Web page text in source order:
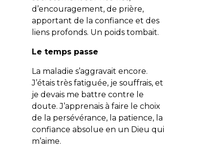
d’encouragement, de prière,
apportant de la confiance et des
liens profonds. Un poids tombait.
Le temps passe
La maladie s’aggravait encore.
J’étais très fatiguée, je souffrais, et
je devais me battre contre le
doute. J’apprenais à faire le choix
de la persévérance, la patience, la
confiance absolue en un Dieu qui
m’aime.